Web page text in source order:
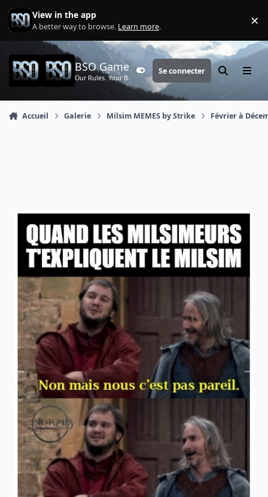
Aller au contenu
View in the app
A better way to browse. Learn more. ×
BSO Games
Our Rules. Your Battle.Customizer
Se connecter Rechercher
Menu
Accueil Galerie Milsim MEMES by Strike Février à